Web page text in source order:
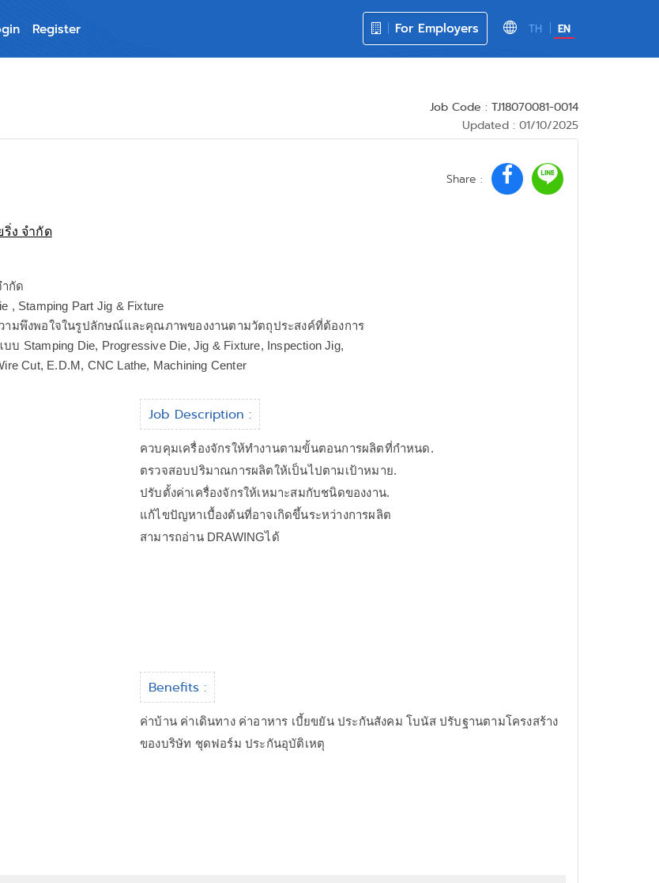
TH EN
For Employers
Register
Job Code : TJ18070081-0014
Updated : 01/10/2025
Share :
ริ่ง จำกัด
กัด
, Stamping Part Jig & Fixture
ามพึงพอใจในรูปลักษณ์และคุณภาพของงานตามวัตถุประสงค์ที่ต้องการ
Stamping Die, Progressive Die, Jig & Fixture, Inspection Jig,
Cut, E.D.M, CNC Lathe, Machining Center
Job Description :
ควบคุมเครื่องจักรให้ทำงานตามขั้นตอนการผลิตที่กำหนด.
ตรวจสอบปริมาณการผลิตให้เป็นไปตามเป้าหมาย.
ปรับตั้งค่าเครื่องจักรให้เหมาะสมกับชนิดของงาน.
แก้ไขปัญหาเบื้องต้นที่อาจเกิดขึ้นระหว่างการผลิต
สามารถอ่าน DRAWINGได้
Benefits :
ค่าบ้าน ค่าเดินทาง ค่าอาหาร เบี้ยขยัน ประกันสังคม โบนัส ปรับฐานตามโครงสร้าง
ของบริษัท ชุดฟอร์ม ประกันอุบัติเหตุ